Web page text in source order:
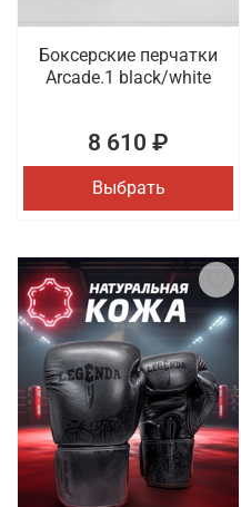
Боксерские перчатки
Arcade.1 black/white
8 610 ₽
Выбрать